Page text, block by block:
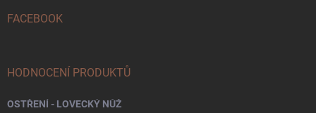
FACEBOOK
HODNOCENÍ PRODUKTŮ
OSTŘENÍ - LOVECKÝ NŮŽ